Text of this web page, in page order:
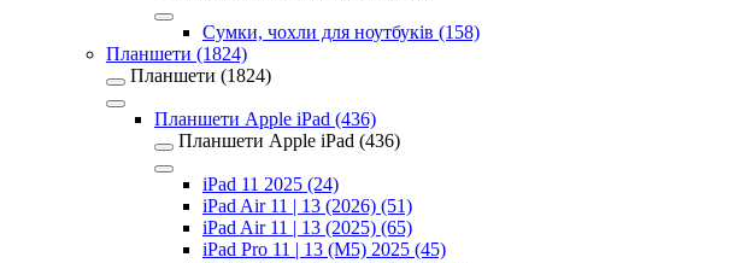
Сумки, чохли для ноутбуків (158)
Планшети (1824)
Планшети (1824)
Планшети Apple iPad (436)
Планшети Apple iPad (436)
iPad 11 2025 (24)
iPad Air 11 | 13 (2026) (51)
iPad Air 11 | 13 (2025) (65)
iPad Pro 11 | 13 (M5) 2025 (45)